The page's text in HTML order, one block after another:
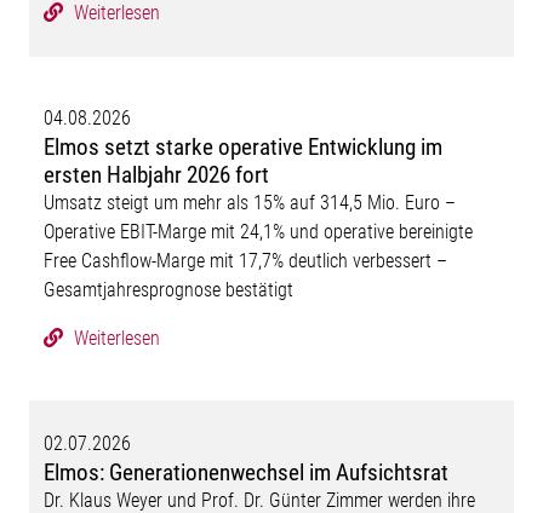
Weiterlesen
04.08.2026
Elmos setzt starke operative Entwicklung im
ersten Halbjahr 2026 fort
Umsatz steigt um mehr als 15% auf 314,5 Mio. Euro –
Operative EBIT-Marge mit 24,1% und operative bereinigte
Free Cashflow-Marge mit 17,7% deutlich verbessert –
Gesamtjahresprognose bestätigt
Weiterlesen
02.07.2026
Elmos: Generationenwechsel im Aufsichtsrat
Dr. Klaus Weyer und Prof. Dr. Günter Zimmer werden ihre